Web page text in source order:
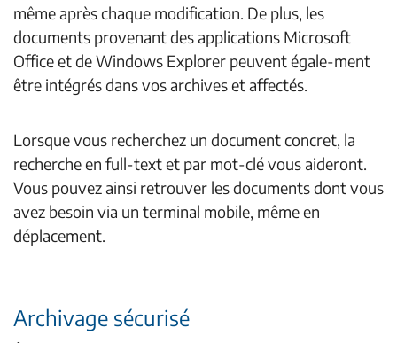
même après chaque modification. De plus, les
documents provenant des applications Microsoft
Office et de Windows Explorer peuvent égale-ment
être intégrés dans vos archives et affectés.
Lorsque vous recherchez un document concret, la
recherche en full-text et par mot-clé vous aideront.
Vous pouvez ainsi retrouver les documents dont vous
avez besoin via un terminal mobile, même en
déplacement.
Archivage sécurisé